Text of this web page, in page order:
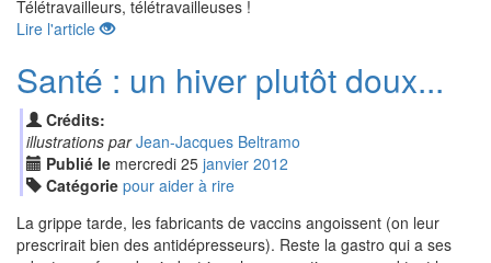
Télétravailleurs, télétravailleuses !
Lire l'article
Santé : un hiver plutôt doux...
Crédits:
illustrations par Jean-Jacques Beltramo
Publié le mercredi 25 janvier 2012
Catégorie pour aider à rire
La grippe tarde, les fabricants de vaccins angoissent (on leur
prescrirait bien des antidépresseurs). Reste la gastro qui a ses